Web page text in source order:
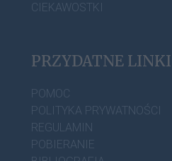
CIEKAWOSTKI
PRZYDATNE LINKI
POMOC
POLITYKA PRYWATNOŚCI
REGULAMIN
POBIERANIE